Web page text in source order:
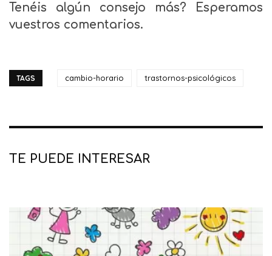
Tenéis algún consejo más? Esperamos
vuestros comentarios.
TAGS cambio-horario trastornos-psicológicos
TE PUEDE INTERESAR